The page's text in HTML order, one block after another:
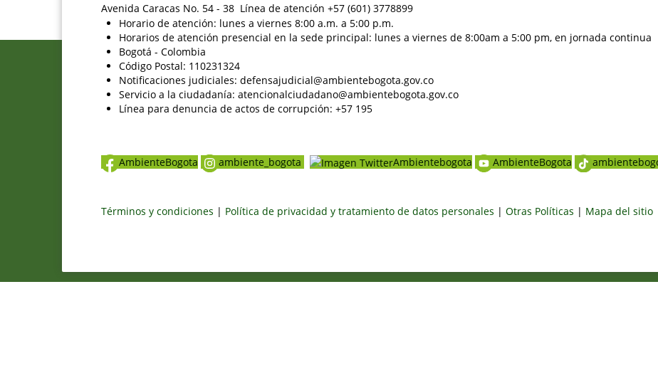
Avenida Caracas No. 54 - 38 Línea de atención +57 (601) 3778899
Horario de atención: lunes a viernes 8:00 a.m. a 5:00 p.m.
Horarios de atención presencial en la sede principal: lunes a viernes de 8:00am a 5:00 pm, en jornada continua
Bogotá - Colombia
Código Postal: 110231324
Notificaciones judiciales: defensajudicial@ambientebogota.gov.co
Servicio a la ciudadanía: atencionalciudadano@ambientebogota.gov.co
Línea para denuncia de actos de corrupción: +57 195
AmbienteBogota ambiente_bogota Ambientebogota AmbienteBogota
Términos y condiciones | Política de privacidad y tratamiento de datos personales | Otras Políticas | Mapa del sitio